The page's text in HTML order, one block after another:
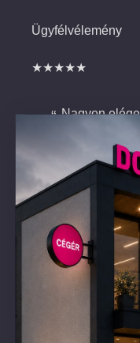
Ügyfélvélemény
★★★★★
Nagyon
csapatával.
feliratokat
partnerként
telepítés
felmerült, de
megoldást.
velünk,
a részletek
lett. Ritka az
korrekt